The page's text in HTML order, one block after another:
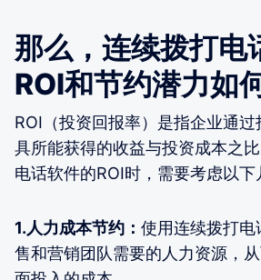
那么，连续拨打电
ROI和节约潜力如
ROI（投资回报率）是指企业通
具所能获得的收益与投资成本之
电话软件的ROI时，需要考虑以下
1.人力成本节约： 使用连续拨打电
售和营销团队需要的人力资源，